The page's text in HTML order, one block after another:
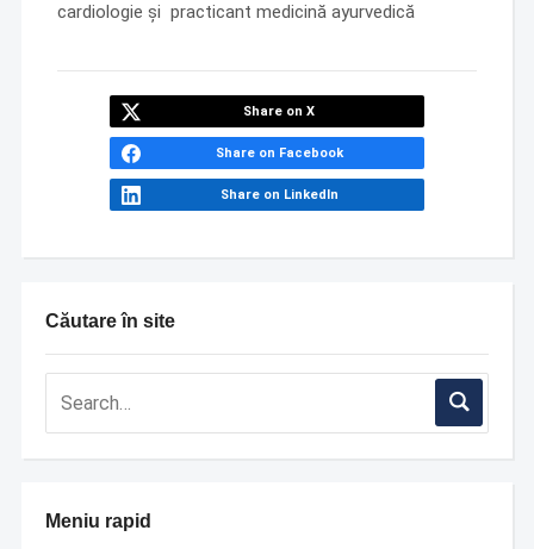
Căutare în site
Meniu rapid
cardiologie și practicant medicină ayurvedică
Share on X
Share on Facebook
Share on LinkedIn